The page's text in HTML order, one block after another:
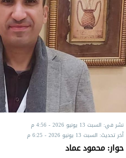
نشر في: السبت 13 يونيو 2026 - 4:56 م
آخر تحديث: السبت 13 يونيو 2026 - 6:25 م
حوار: محمود عماد